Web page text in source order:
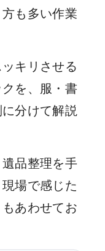
も多い作業
キリさせる
を、服・書
分けて解説
品整理を手
場で感じた
もあわせてお